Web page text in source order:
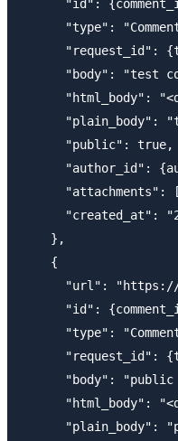
"id":
"type":
"request_id":
"body": "test
"html_body":
"plain_body":
      "public": true,
"author_id":
"attachments":
"created_at":
    },
    {
"url":
"id":
"type":
"request_id":
"body": "public
"html_body":
"plain_body":